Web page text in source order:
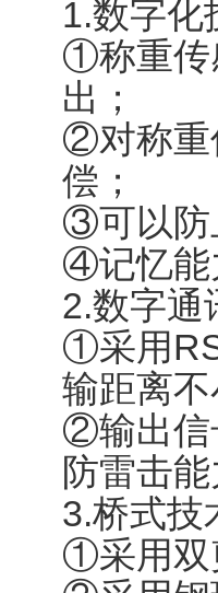
1.数字化
①称重传
出；
②对称重
偿；
③可以防
④记忆能
2.数字通
①采用
输距离
②输出信
防雷击
3.桥式技
①采用双